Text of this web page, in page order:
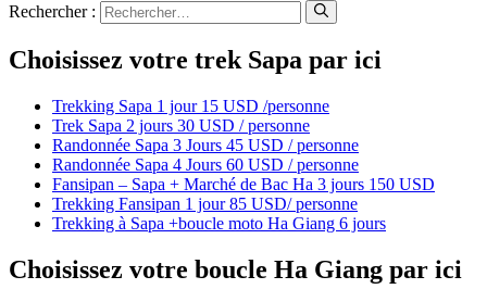
Rechercher :
Choisissez votre trek Sapa par ici
Trekking Sapa 1 jour 15 USD /personne
Trek Sapa 2 jours 30 USD / personne
Randonnée Sapa 3 Jours 45 USD / personne
Randonnée Sapa 4 Jours 60 USD / personne
Fansipan – Sapa + Marché de Bac Ha 3 jours 150 USD
Trekking Fansipan 1 jour 85 USD/ personne
Trekking à Sapa +boucle moto Ha Giang 6 jours
Choisissez votre boucle Ha Giang par ici